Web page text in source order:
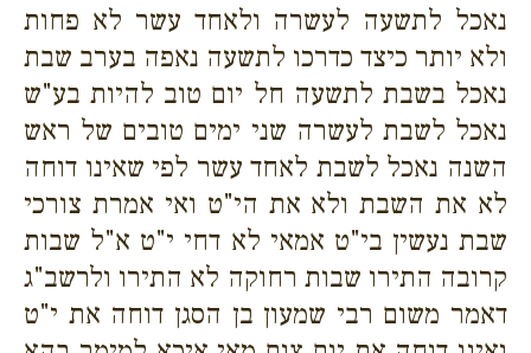
נאכל לתשעה לעשרה ולאחד עשר לא פחות
ולא יותר כיצד כדרכו לתשעה נאפה בערב שבת
נאכל בשבת לתשעה חל יום טוב להיות בע"ש
נאכל לשבת לעשרה שני ימים טובים של ראש
השנה נאכל לשבת לאחד עשר לפי שאינו דוחה
לא את השבת ולא את הי"ט ואי אמרת צורכי
שבת נעשין בי"ט אמאי לא דחי י"ט א"ל שבות
קרובה התירו שבות רחוקה לא התירו ולרשב"ג
דאמר משום רבי שמעון בן הסגן דוחה את י"ט